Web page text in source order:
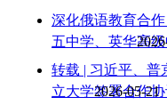
深化俄语教育合
五中学、英华高
转载 | 习近平、普
立大学签署合作
2026-05-21